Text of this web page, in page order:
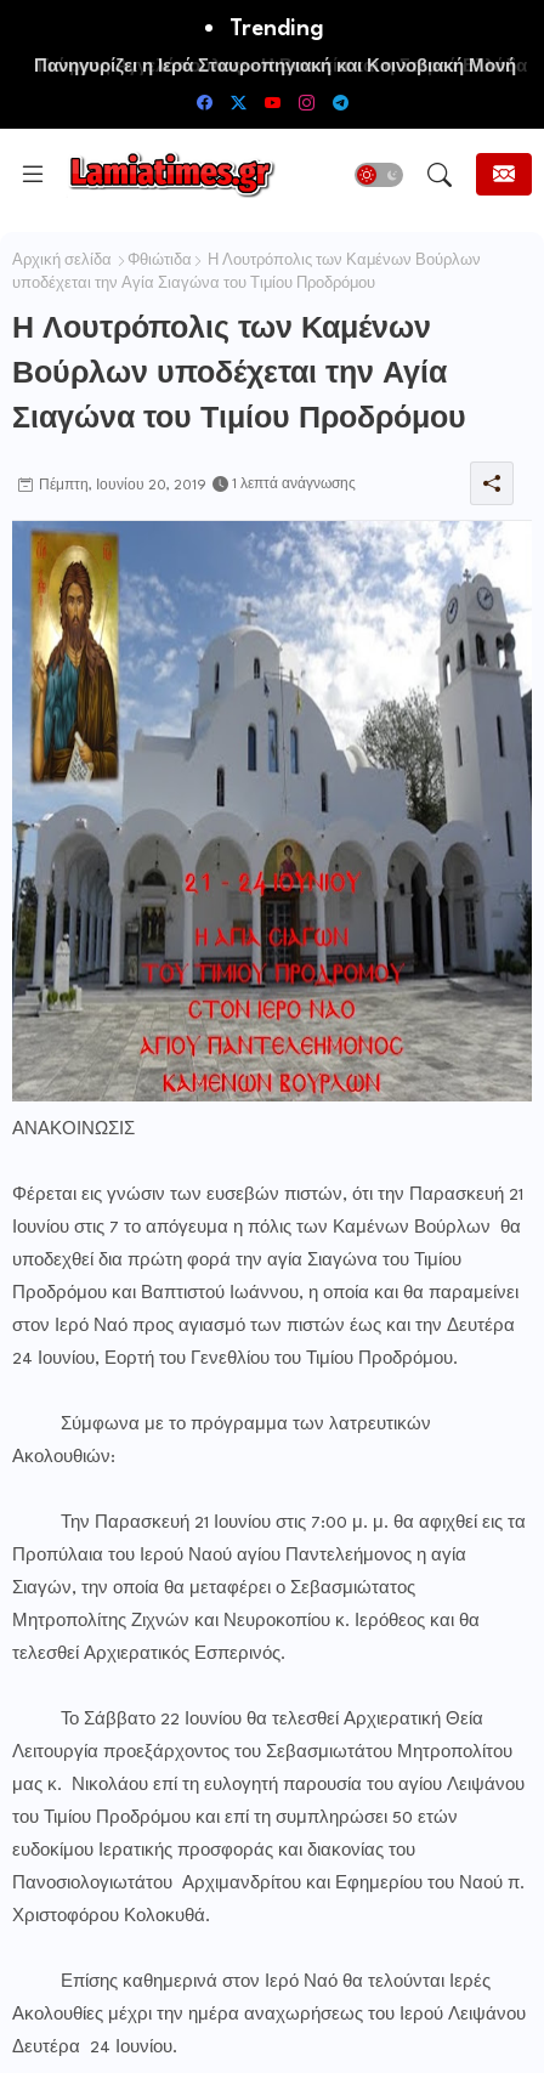
Trending
Πανηγυρίζει η Ιερά Σταυροπηγιακή και Κοινοβιακή Μονή
Μεταμορφώσεως του Σωτήρος Καμενων Βουρλων (Μονή
Αρχική σελίδα Φθιώτιδα
Η Λουτρόπολις των Καμένων Βούρλων
υποδέχεται την Αγία Σιαγώνα του Τιμίου Προδρόμου
Η Λουτρόπολις των Καμένων
Βούρλων υποδέχεται την Αγία
Σιαγώνα του Τιμίου Προδρόμου
Πέμπτη, Ιουνίου 20, 2019 1 λεπτά ανάγνωσης
ΑΝΑΚΟΙΝΩΣΙΣ
Φέρεται εις γνώσιν των ευσεβών πιστών, ότι την Παρασκευή 21
Ιουνίου στις 7 το απόγευμα η πόλις των Καμένων Βούρλων θα
υποδεχθεί δια πρώτη φορά την αγία Σιαγώνα του Τιμίου
Προδρόμου και Βαπτιστού Ιωάννου, η οποία και θα παραμείνει
στον Ιερό Ναό προς αγιασμό των πιστών έως και την Δευτέρα
24 Ιουνίου, Εορτή του Γενεθλίου του Τιμίου Προδρόμου.
Σύμφωνα με το πρόγραμμα των λατρευτικών
Ακολουθιών:
Την Παρασκευή 21 Ιουνίου στις 7:00 μ. μ. θα αφιχθεί εις τα
Προπύλαια του Ιερού Ναού αγίου Παντελεήμονος η αγία
Σιαγών, την οποία θα μεταφέρει ο Σεβασμιώτατος
Μητροπολίτης Ζιχνών και Νευροκοπίου κ. Ιερόθεος και θα
τελεσθεί Αρχιερατικός Εσπερινός.
Το Σάββατο 22 Ιουνίου θα τελεσθεί Αρχιερατική Θεία
Λειτουργία προεξάρχοντος του Σεβασμιωτάτου Μητροπολίτου
μας κ. Νικολάου επί τη ευλογητή παρουσία του αγίου Λειψάνου
του Τιμίου Προδρόμου και επί τη συμπληρώσει 50 ετών
ευδοκίμου Ιερατικής προσφοράς και διακονίας του
Πανοσιολογιωτάτου Αρχιμανδρίτου και Εφημερίου του Ναού π.
Χριστοφόρου Κολοκυθά.
Επίσης καθημερινά στον Ιερό Ναό θα τελούνται Ιερές
Ακολουθίες μέχρι την ημέρα αναχωρήσεως του Ιερού Λειψάνου
Δευτέρα 24 Ιουνίου.